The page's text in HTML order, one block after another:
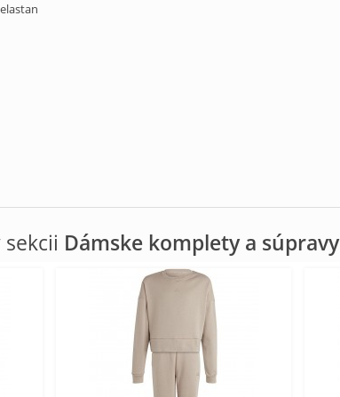
Dámske komplety a súpravy